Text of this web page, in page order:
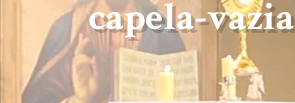
capela-vazia